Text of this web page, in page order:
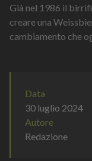
Già nel 1986 il
creare una
cambiamento che
Data
30 luglio 2024
Autore
Redazione